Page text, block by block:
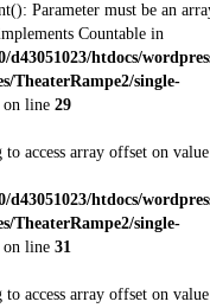
Parameter must be an
Countable in
d43051023/htdocs/
TheaterRampe2/single-
on line 29
access array offset on
d43051023/htdocs/
TheaterRampe2/single-
on line 31
access array offset on